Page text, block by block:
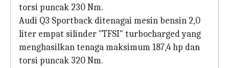
torsi puncak 230 Nm.
Audi Q3 Sportback ditenagai mesin bensin 2,0
liter empat silinder "TFSI" turbocharged yang
menghasilkan tenaga maksimum 187,4 hp dan
torsi puncak 320 Nm.